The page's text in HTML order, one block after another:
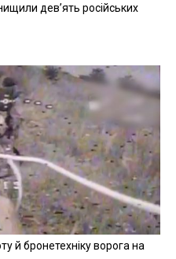
девʼять російських
й бронетехніку ворога на